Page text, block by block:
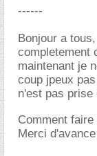
------
Bonjour a
completement
maintenant je
coup jpeux
n'est pas prise
Comment
Merci